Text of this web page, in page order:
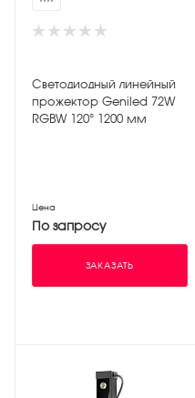
Светодиодный линейный
прожектор Geniled 72W
RGBW 120° 1200 мм
Цена
По запросу
ЗАКАЗАТЬ